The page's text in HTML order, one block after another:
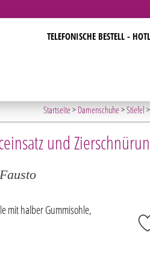
TELEFONISCHE BESTELL -
Startseite> Damenschuhe>Stiefel >
und
mit halber Gummisohle,